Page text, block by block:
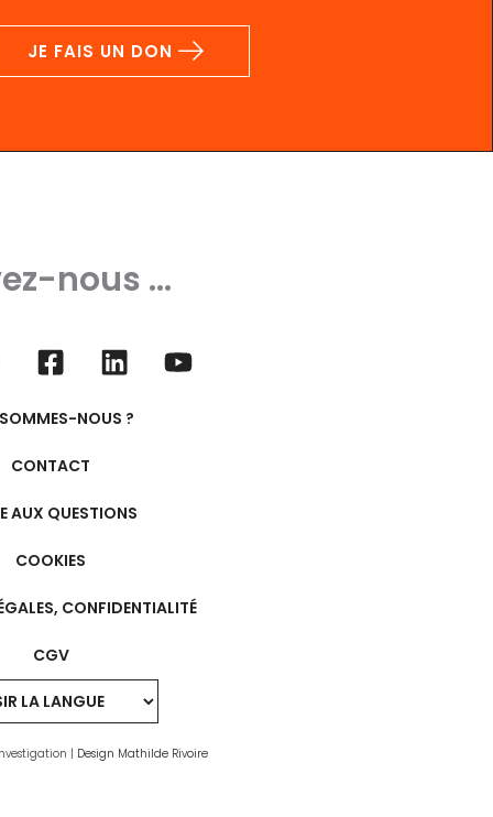
JE FAIS UN DON
nous ...
NOUS ?
CONTACT
AUX QUESTIONS
COOKIES
CONFIDENTIALITÉ
CGV
| Design Mathilde Rivoire